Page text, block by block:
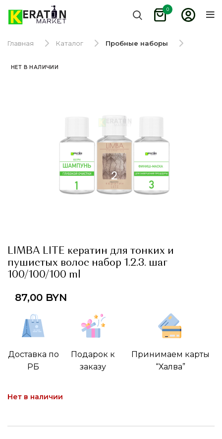
0
Главная Каталог Пробные наборы
НЕТ В НАЛИЧИИ
LIMBA LITE кератин для тонких и
пушистых волос набор 1.2.3. шаг
100/100/100 ml
87,00 BYN
Доставка по
РБ
Подарок к
заказу
Принимаем карты
“Халва”
Нет в наличии